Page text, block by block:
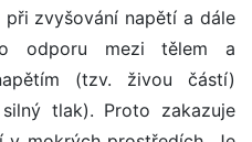
zvyšování napětí a dále
odporu mezi tělem a
(tzv. živou částí)
tlak). Proto zakazuje